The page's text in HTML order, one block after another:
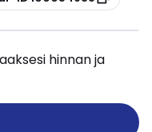
hinnan ja